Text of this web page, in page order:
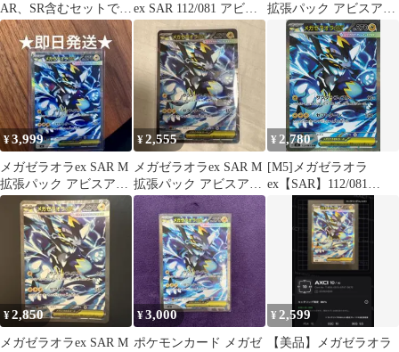
AR、SR含むセットで
す。
ex SAR 112/081 アビス
アイ
拡張パック アビスアイ
キラ 112/081
¥3,999
メガゼラオラex SAR M
拡張パック アビスアイ
キラ 112/081
¥2,555
メガゼラオラex SAR M
拡張パック アビスアイ
キラ 112/081
¥ 2,780
[M5]メガゼラオラ
ex【SAR】112/081
ITCRLZ6TDJ04
¥2,850
メガゼラオラex SAR M
¥3,000
ポケモンカード メガゼ
¥2,599
【美品】メガゼラオラ